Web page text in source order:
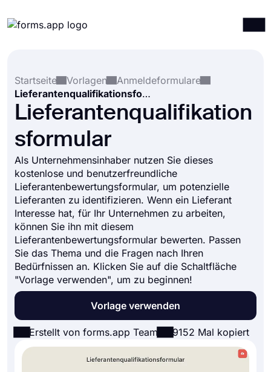
Integrationen
Vorlagen
Ressourcen
Startseite
Vorlagen
Anmeldeformulare
Lieferantenqualifikationsformular
Lieferantenqualifikation
sformular
Als Unternehmensinhaber nutzen Sie dieses
kostenlose und benutzerfreundliche
Lieferantenbewertungsformular, um potenzielle
Lieferanten zu identifizieren. Wenn ein Lieferant
Interesse hat, für Ihr Unternehmen zu arbeiten,
können Sie ihn mit diesem
Lieferantenbewertungsformular bewerten. Passen
Sie das Thema und die Fragen nach Ihren
Bedürfnissen an. Klicken Sie auf die Schaltfläche
"Vorlage verwenden", um zu beginnen!
Vorlage verwenden
Erstellt von forms.app Team 9152 Mal kopiert